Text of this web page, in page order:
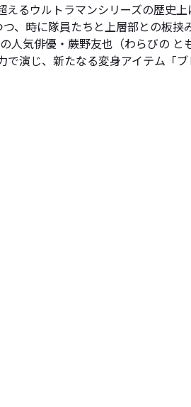
るウルトラマンシリーズの歴史
、時に隊員たちと上層部との板挟
気俳優・蕨野友也（わらびの と
演じ、新たなる変身アイテム「ブ